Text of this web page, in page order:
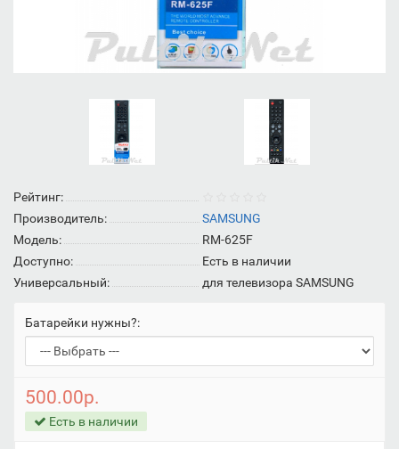
Рейтинг:
Производитель:
SAMSUNG
Модель:
RM-625F
Доступно:
Есть в наличии
Универсальный:
для телевизора SAMSUNG
Батарейки нужны?:
500.00р.
Есть в наличии